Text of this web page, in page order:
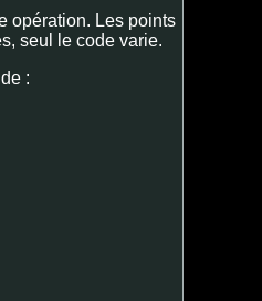
opération. Les points
seul le code varie.
: